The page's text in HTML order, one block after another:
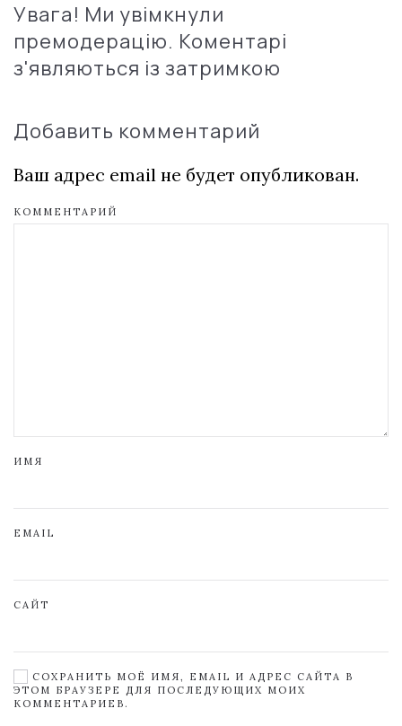
Увага! Ми увімкнули
премодерацію. Коментарі
з'являються із затримкою
Добавить комментарий
Ваш адрес email не будет опубликован.
КОММЕНТАРИЙ
ИМЯ
EMAIL
САЙТ
СОХРАНИТЬ МОЁ ИМЯ, EMAIL И АДРЕС САЙТА В
ЭТОМ БРАУЗЕРЕ ДЛЯ ПОСЛЕДУЮЩИХ МОИХ
КОММЕНТАРИЕВ.